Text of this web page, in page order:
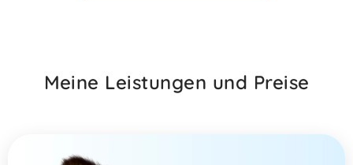
Meine Leistungen und Preise